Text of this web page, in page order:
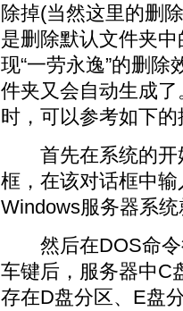
除掉(当然这里的删
是删除默认文件夹
现“一劳永逸”的删
件夹又会自动生成
时，可以参考如下
首先在系统的开始
框，在该对话框中输
Windows服务器系
然后在DOS命令
车键后，服务器中C
存在D盘分区、E盘